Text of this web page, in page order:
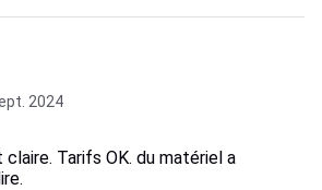
2024
Tarifs OK. du matériel a